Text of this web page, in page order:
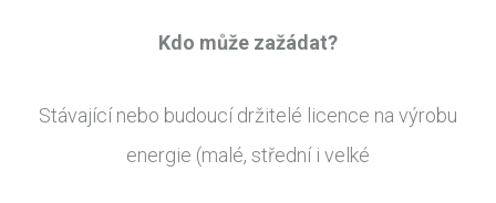
Kdo může zažádat?
Stávající nebo budoucí držitelé licence na výrobu
energie (malé, střední i velké